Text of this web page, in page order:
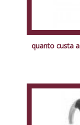
quanto custa